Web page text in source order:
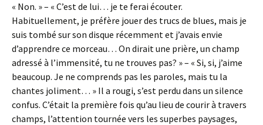
« Non. » – « C’est de lui… je te ferai écouter.
Habituellement, je préfère jouer des trucs de blues, mais je
suis tombé sur son disque récemment et j’avais envie
d’apprendre ce morceau… On dirait une prière, un champ
adressé à l’immensité, tu ne trouves pas? » – « Si, si, j’aime
beaucoup. Je ne comprends pas les paroles, mais tu la
chantes joliment… » Il a rougi, s’est perdu dans un silence
confus. C’était la première fois qu’au lieu de courir à travers
champs, l’attention tournée vers les superbes paysages,